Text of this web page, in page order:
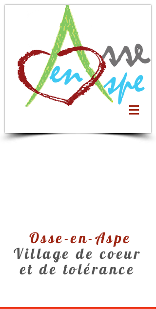
Osse-en-Aspe
Village de coeur
et de tolérance